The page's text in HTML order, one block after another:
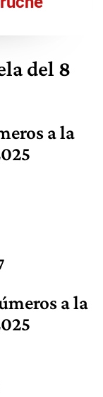
del 8
a la
a la